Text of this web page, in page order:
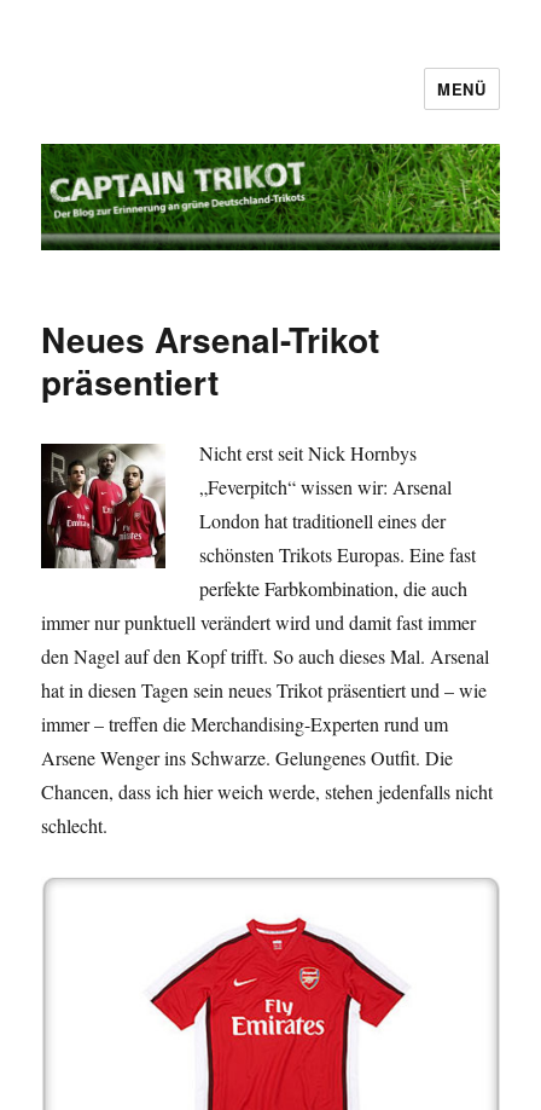
MENÜ
Neues Arsenal-Trikot
präsentiert
Nicht erst seit Nick Hornbys
„Feverpitch“ wissen wir: Arsenal
London hat traditionell eines der
schönsten Trikots Europas. Eine fast
perfekte Farbkombination, die auch
immer nur punktuell verändert wird und damit fast immer
den Nagel auf den Kopf trifft. So auch dieses Mal. Arsenal
hat in diesen Tagen sein neues Trikot präsentiert und – wie
immer – treffen die Merchandising-Experten rund um
Arsene Wenger ins Schwarze. Gelungenes Outfit.Die
Chancen, dass ich hier weich werde, stehen jedenfalls nicht
schlecht.